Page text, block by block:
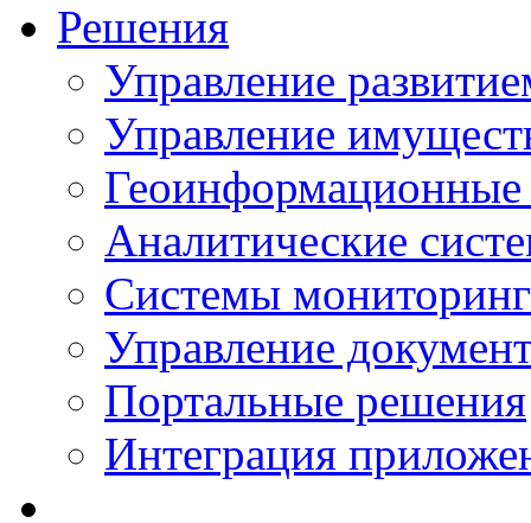
Решения
Управление
Управление
Аналитические
Системы
Управление
Портальные решения
Интеграция